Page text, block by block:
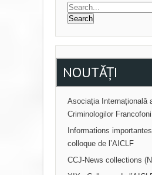
NOUTĂȚI
Asociația Internațională
Criminologilor Francofoni
Informations
colloque de l’AICLF
CCJ-News collections